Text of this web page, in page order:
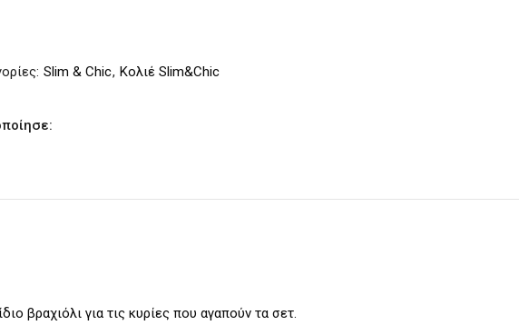
Slim & Chic, Κολιέ Slim&Chic
βραχιόλι για τις κυρίες που αγαπούν τα σετ.